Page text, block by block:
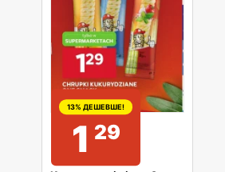
13% ДЕШЕВШЕ!
1 29